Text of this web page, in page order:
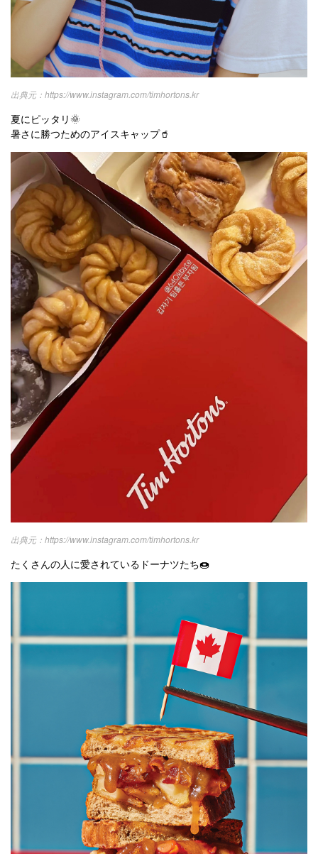
https://www.instagram.com/timhortons.kr
夏にピッタリ🌞
暑さに勝つためのアイスキャップ🥤
https://www.instagram.com/timhortons.kr
たくさんの人に愛されているドーナツたち🍩